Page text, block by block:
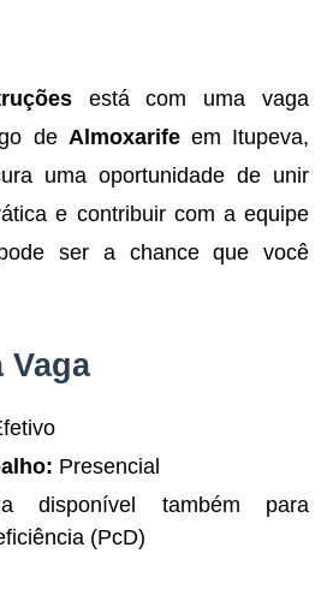
está com uma vaga
de Almoxarifeem Itupeva,
uma oportunidade de unir
e contribuir com a equipe
ser a chance que você
Vaga
Presencial
disponível também para
(PcD)